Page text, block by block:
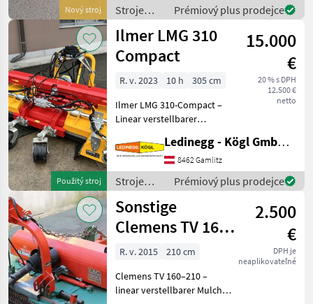
Nový stroj
Sichelmulcher, der
Stroje
ovocinárstva
/ Ilmer
Prémiový plus prodejce
Použitý stroj
Ilmer LMG 310
Compact
15.000
€
20 % s DPH
12.500 €
netto
R. v. 2023 10 h
305 cm
Ilmer LMG 310-Compact –
Linear verstellbarer
Ölkühler Beschreibung: Der
Ilmer LMG 310-Compact ist
ein leistungsfähiges, linear
stufenl
Ledinegg - Kögl GmbH - Obst- und Weinbautechnik
8462 Gamlitz
Stroje
ovocinárstva
/ Ilmer
Prémiový plus prodejce
Sonstige
Clemens TV 160–
210
2.500
€
DPH je
neaplikovateľné
R. v. 2015
210 cm
Clemens TV 160–210 –
linear verstellbarer Mulcher